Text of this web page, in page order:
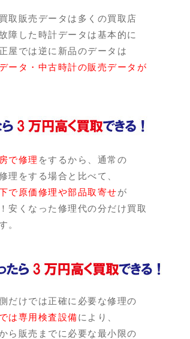
取販売データは多くの買取店
障した時計データは基本的に
屋では逆に新品のデータは
ータ・中古時計の販売データが
で修理 をするから、通常の
理をする場合と比べて、
で原価修理や部品取寄せが
安くなった修理代の分だけ買取
。
だけでは正確に必要な修理の
は専用検査設備により、
ら販売までに必要な最小限の